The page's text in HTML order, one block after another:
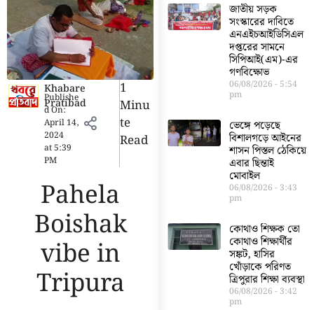
Khabare
Pratibad
Publishe
d On:
April 14,
2024
at5:39
PM
1
Minu
Te
Read
Pahela
Boishak
vibe in
Tripura
জাতীয় সড়ক
সংস্কারের দাবিতে
এনএইচআইডিসিএল
দপ্তরের সামনে
সিপিআই(এম)-এর
গণবিক্ষোভ
06/08/2026 5:54
pm
ভেঙ্গে পড়েছে
বিশালগড়ে আইনের
শাসন পিস্তল ঠেকিয়ে
এবার ছিন্তাই
মোবাইল
06/08/2026 3:43
pm
কোথাও শিক্ষক তো
কোথাও শিক্ষার্থীর
সঙ্কট, হাসির
খোঁড়াকে পরিণত
ত্রিপুরার শিক্ষা ব্যবস্থা
06/08/2026 3:42
pm